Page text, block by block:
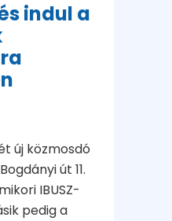
indul a
új közmosdó
út 11.
IBUSZ-
pedig a